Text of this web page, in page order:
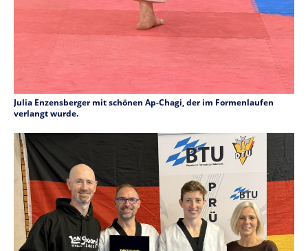
Julia Enzensberger mit schönen Ap-Chagi, der im Formenlaufen
verlangt wurde.